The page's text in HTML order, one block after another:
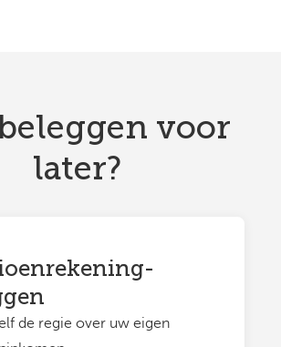
voor
later?
de regie over uw eigen